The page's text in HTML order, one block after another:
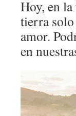
Hoy, en
tierra
amor.
en